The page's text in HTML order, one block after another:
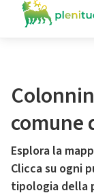
comune
Esplora la
Clicca su ogni
tipologia della